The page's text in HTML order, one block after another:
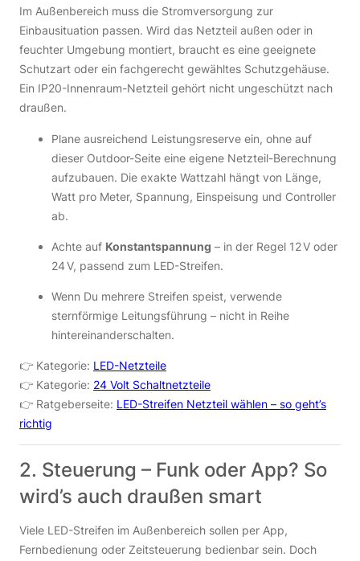
Im Außenbereich muss die Stromversorgung zur
Einbausituation passen. Wird das Netzteil außen oder in
feuchter Umgebung montiert, braucht es eine geeignete
Schutzart oder ein fachgerecht gewähltes Schutzgehäuse.
Ein IP20-Innenraum-Netzteil gehört nicht ungeschützt nach
draußen.
Plane ausreichend Leistungsreserve ein, ohne auf
dieser Outdoor-Seite eine eigene Netzteil-Berechnung
aufzubauen. Die exakte Wattzahl hängt von Länge,
Watt pro Meter, Spannung, Einspeisung und Controller
ab.
Achte auf Konstantspannung – in der Regel 12 V oder
24 V, passend zum LED-Streifen.
Wenn Du mehrere Streifen speist, verwende
sternförmige Leitungsführung – nicht in Reihe
hintereinanderschalten.
👉 Kategorie: LED-Netzteile
👉 Kategorie: 24 Volt Schaltnetzteile
👉 Ratgeberseite: LED-Streifen Netzteil wählen – so geht’s
richtig
2. Steuerung – Funk oder App? So
wird’s auch draußen smart
Viele LED-Streifen im Außenbereich sollen per App,
Fernbedienung oder Zeitsteuerung bedienbar sein. Doch